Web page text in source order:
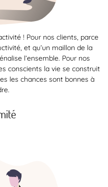
! Pour nos clients, parce
et qu’un maillon de la
l’ensemble. Pour nos
conscients la vie se construit
les chances sont bonnes à